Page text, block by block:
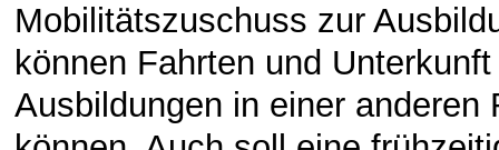
Mobilitätszuschuss zur
können Fahrten und
Ausbildungen in einer anderen